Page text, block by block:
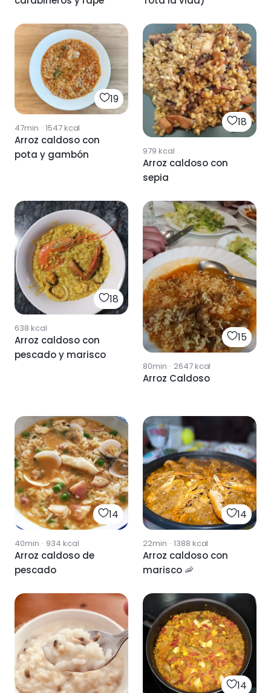
19
47min · 1547kcal
Arroz caldoso con
pota y gambón
18
979 kcal
Arroz caldoso con
sepia
18
638 kcal
Arroz caldoso con
pescado y marisco
15
80min · 2647kcal
Arroz Caldoso
14
40min · 934 kcal
Arroz caldoso de
pescado
14
22min · 1388 kcal
Arroz caldoso con
marisco 🦐
14